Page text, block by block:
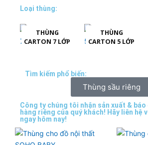
Loại thùng:
THÙNG
CARTON 7 LỚP
THÙNG
CARTON 5 LỚP
Tìm kiếm phổ biến:
Thùng sầu riêng
Công ty chúng tôi nhận sản xuất &
hàng riêng của quý khách! Hãy liên hệ
ngay hôm nay!